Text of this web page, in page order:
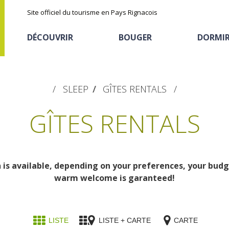
Site officiel du tourisme en Pays Rignacois
DÉCOUVRIR
Les sites naturels
La zone humide de Maymac
BOUGER
En vélo, à vtt
Hôtels et résidences
de tourisme
La chataîgne
Recettes et produits
SLEEP GÎTES RENTALS
GÎTES RENTALS
available, depending on your preferences, your
warm welcome is garanteed!
LISTE LISTE + CARTE CARTE